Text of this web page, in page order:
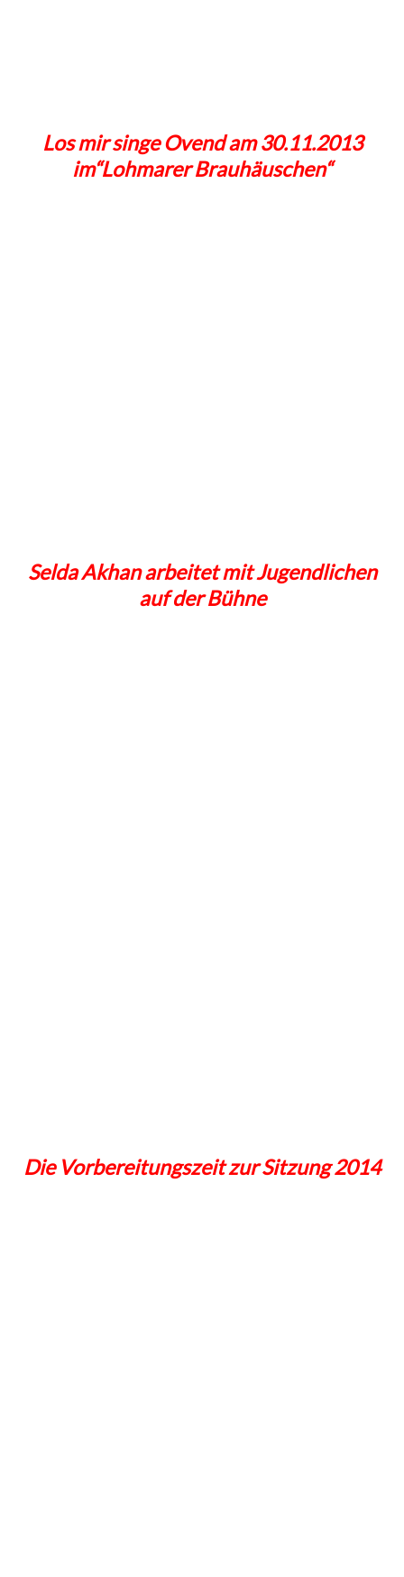
Los mir singe Ovend am 30.11.2013
im“Lohmarer Brauhäuschen“
Selda Akhan arbeitet mit Jugendlichen
auf der Bühne
Die Vorbereitungszeit zur Sitzung 2014